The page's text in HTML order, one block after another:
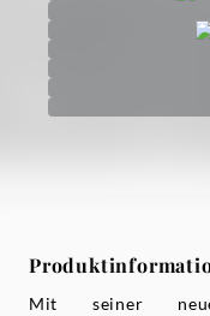
Mit seiner